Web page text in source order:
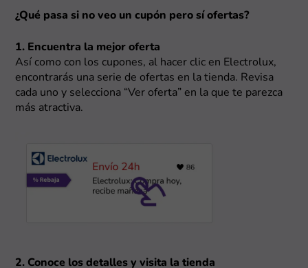
¿Qué pasa si no veo un cupón pero sí ofertas?
1. Encuentra la mejor oferta
Así como con los cupones, al hacer clic en Electrolux,
encontrarás una serie de ofertas en la tienda. Revisa
cada uno y selecciona “Ver oferta” en la que te parezca
más atractiva.
2. Conoce los detalles y visita la tienda